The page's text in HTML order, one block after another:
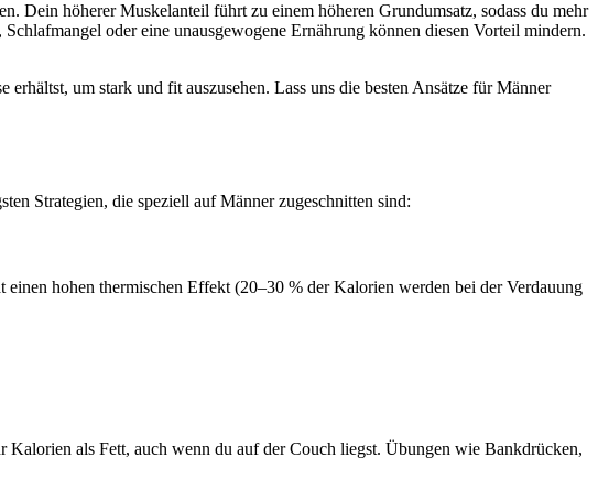
Dein höherer Muskelanteil führt zu einem höheren Grundumsatz, sodass du mehr
oder eine unausgewogene Ernährung können diesen Vorteil mindern.
um stark und fit auszusehen. Lass uns die besten Ansätze für Männer
Strategien, die speziell auf Männer zugeschnitten sind:
hohen thermischen Effekt (20–30 % der Kalorien werden bei der Verdauung
Kalorien als Fett, auch wenn du auf der Couch liegst. Übungen wie Bankdrücken,